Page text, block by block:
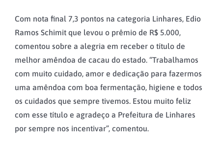
Com nota final 7,3 pontos na categoria Linhares, Edio
Ramos Schimit que levou o prêmio de R$ 5.000,
comentou sobre a alegria em receber o título de
melhor amêndoa de cacau do estado. “Trabalhamos
com muito cuidado, amor e dedicação para fazermos
uma amêndoa com boa fermentação, higiene e todos
os cuidados que sempre tivemos. Estou muito feliz
com esse título e agradeço a Prefeitura de Linhares
por sempre nos incentivar”, comentou.